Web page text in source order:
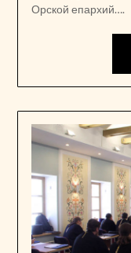
Орской епархий….